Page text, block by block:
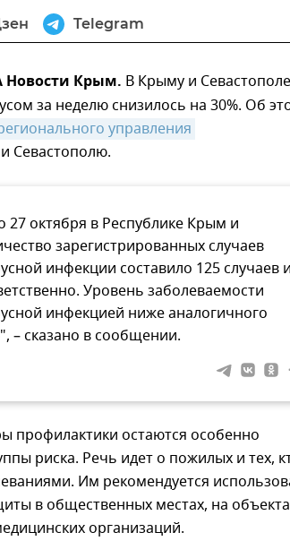
Telegram
Новости Крым. В Крыму и Севастополе
за неделю снизилось на 30%. Об
управления
Севастополю.
27 октября в Республике Крым и
зарегистрированных случаев
инфекции составило 125 случаев
Уровень заболеваемости
инфекцией ниже аналогичного
– сказано в сообщении.
профилактики остаются особенно
риска. Речь идет о пожилых и тех,
Им рекомендуется
в общественных местах, на
организаций.